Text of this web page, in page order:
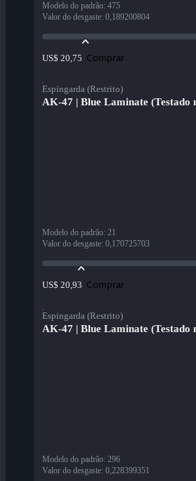
Modelo do padrão: 475
Valor do desgaste: 0,189200804
US$ 20,75 Comprar
Espingarda (Restrito)
AK-47 | Blue Laminate (Testado
Modelo do padrão: 21
Valor do desgaste: 0,170725703
US$ 20,93 Comprar
Espingarda (Restrito)
AK-47 | Blue Laminate (Testado
Modelo do padrão: 296
Valor do desgaste: 0,228399351